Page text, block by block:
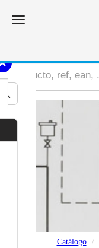
Toggle navigation
Catálogo